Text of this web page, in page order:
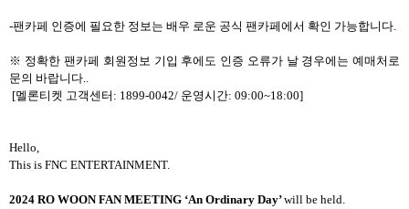
-팬카페 인증에 필요한 정보는 배우 로운 공식 팬카페에서 확인 가능합니다.
※ 정확한 팬카페 회원정보 기입 후에도 인증 오류가 날 경우에는 예매처로
문의 바랍니다..
[멜론티켓 고객센터 : 1899-0042/ 운영시간: 09:00~18:00]
Hello,
This is FNC ENTERTAINMENT.
2024 RO WOON FAN MEETING ‘An Ordinary Day’will be held.